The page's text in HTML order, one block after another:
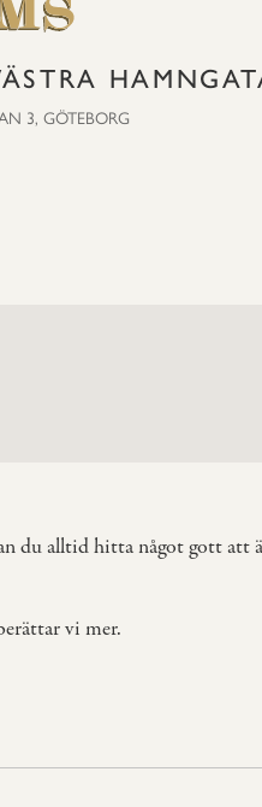
3, GÖTEBORG
du alltid hitta något gott
vi mer.